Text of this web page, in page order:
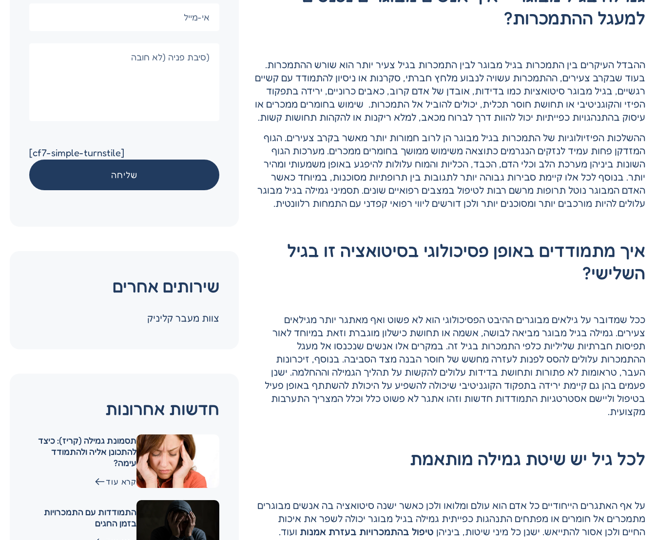
למעגל ההתמכרות?
ההבדל העיקרים בין התמכרות בגיל מבוגר לבין התמכרות בגיל צעיר יותר הוא שורש ההתמכרות.
בעוד שבקרב צעירים, ההתמכרות עשויה לנבוע מלחץ חברתי, סקרנות או ניסיון להתמודד עם קשיים
רגשיים, בגיל מבוגר סיטואציות כמו בדידות, אובדן של אדם קרוב, כאבים כרוניים, ירידה בתפקוד
הפיזי והקוגניטיבי או תחושת חוסר תכלית, יכולים להוביל אל התמכרות. שימוש בחומרים ממכרים או
עיסוק בהתנהגויות כפייתיות יכול להוות דרך לברוח מכאב, למלא ריקנות או להקהות תחושות קשות.
ההשלכות הפיזיולוגיות של התמכרות בגיל מבוגר הן לרוב חמורות יותר מאשר בקרב צעירים. הגוף
המזדקן פחות עמיד לנזקים הנגרמים כתוצאה משימוש ממושך בחומרים ממכרים. מערכות הגוף
השונות ביניהן מערכת הלב וכלי הדם, הכבד, הכליות והמוח עלולות להיפגע באופן משמעותי ומהיר
יותר. בנוסף לכל אלו קיימת סבירות גבוהה יותר לתגובות בין תרופתיות מסוכנות, במיוחד כאשר
האדם המבוגר נוטל תרופות מרשם רבות לטיפול במצבים רפואיים שונים. תסמיני גמילה בגיל מבוגר
עלולים להיות מורכבים יותר ומסוכנים יותר ולכן דורשים ליווי רפואי קפדני עם התמחות רלוונטית.
איך מתמודדים באופן פסיכולוגי בסיטואציה זו בגיל
השלישי?
ככל שמדובר על גילאים מבוגרים ההיבט הפסיכולוגי הוא לא פשוט ואף מאתגר יותר מגילאים
צעירים. גמילה בגיל מבוגר מביאה לבושה, אשמה או תחושת כישלון מוגברת וזאת במיוחד לאור
תפיסות חברתיות שליליות כלפי התמכרות בגיל זה. במקרים אלו אנשים שנכנסו אל מעגל
ההתמכרות עלולים להסס לפנות לעזרה מחשש של חוסר הבנה מצד הסביבה. בנוסף, זיכרונות
העבר, טראומות לא פתורות ותחושת בדידות עלולים להקשות על תהליך הגמילה וההחלמה. ישנן
פעמים בהן גם קיימת ירידה בתפקוד הקוגניטיבי שיכולה להשפיע על היכולת להשתתף באופן פעיל
בטיפול וליישם אסטרטגיות התמודדות חדשות וזהו אתגר לא פשוט כלל וכלל המצריך התערבות
מקצועית.
לכל גיל יש שיטת גמילה מותאמת
על אף האתגרים הייחודיים כל אדם הוא עולם ומלואו ולכן כאשר ישנה סיטואציה בה אנשים מבוגרים
מתמכרים אל חומרים או מפתחים התנהגות כפייתית גמילה בגיל מבוגר יכולה לשפר את איכות
החיים ולכן אסור להתייאש. ישנן כל מיני שיטות, ביניהן טיפול בהתמכרויות בעזרת אמנות ועוד.
[cf7-simple-turnstile]
שירותים אחרים
צוות מעבר קליניק
חדשות אחרונות
תסמונת גמילה (קריז): כיצד
להתכונן אליה ולהתמודד
עימה?
קרא עוד
התמודדות עם התמכרויות
בזמן החגים